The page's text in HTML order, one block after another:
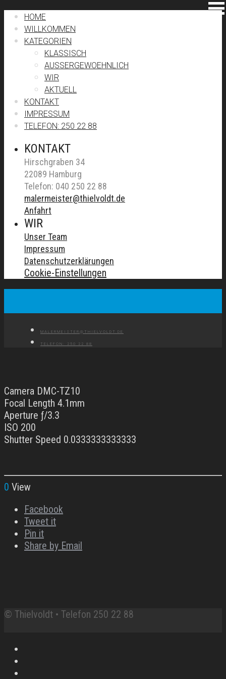
HOME
WILLKOMMEN
KATEGORIEN
KLASSISCH
AUSSERGEWOEHNLICH
WIR
AKTUELL
KONTAKT
IMPRESSUM
TELEFON: 250 22 88
KONTAKT
Hirschgraben 34
22089 Hamburg
Telefon: 040 250 22 88
malermeister@thielvoldt.de
Anfahrt
WIR
Unser Team
Impressum
Datenschutzerklärungen
Cookie-Einstellungen
MALERMEISTER@THIELVOLDT.DE
TELEFON: 250 22 88
Camera DMC-TZ10
Focal Length 4.1mm
Aperture ƒ/3.3
ISO 200
Shutter Speed 0.0333333333333
0 View
Facebook
Tweet it
Pin it
Share by Email
© Thielvoldt • Telefon 250 22 88